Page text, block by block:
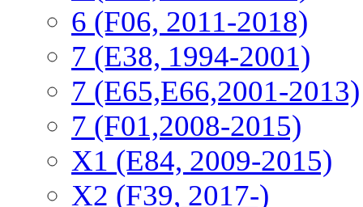
6 (F06, 2011-2018)
7 (E38, 1994-2001)
7 (E65,E66,2001-2013)
7 (F01,2008-2015)
X1 (E84, 2009-2015)
Х2 (F39, 2017-)